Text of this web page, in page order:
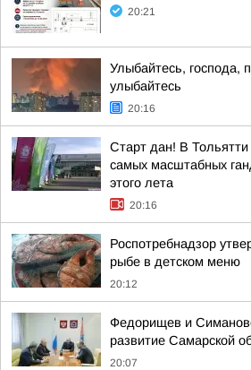
20:21
Улыбайтесь, господа,
улыбайтесь
20:16
Старт дан! В Тольятти
самых масштабных
этого лета
20:16
Роспотребнадзор
рыбе в детском меню
20:12
Федорищев и
развитие Самарской
20:07